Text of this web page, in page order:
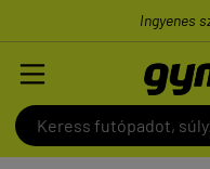
Ingyenes